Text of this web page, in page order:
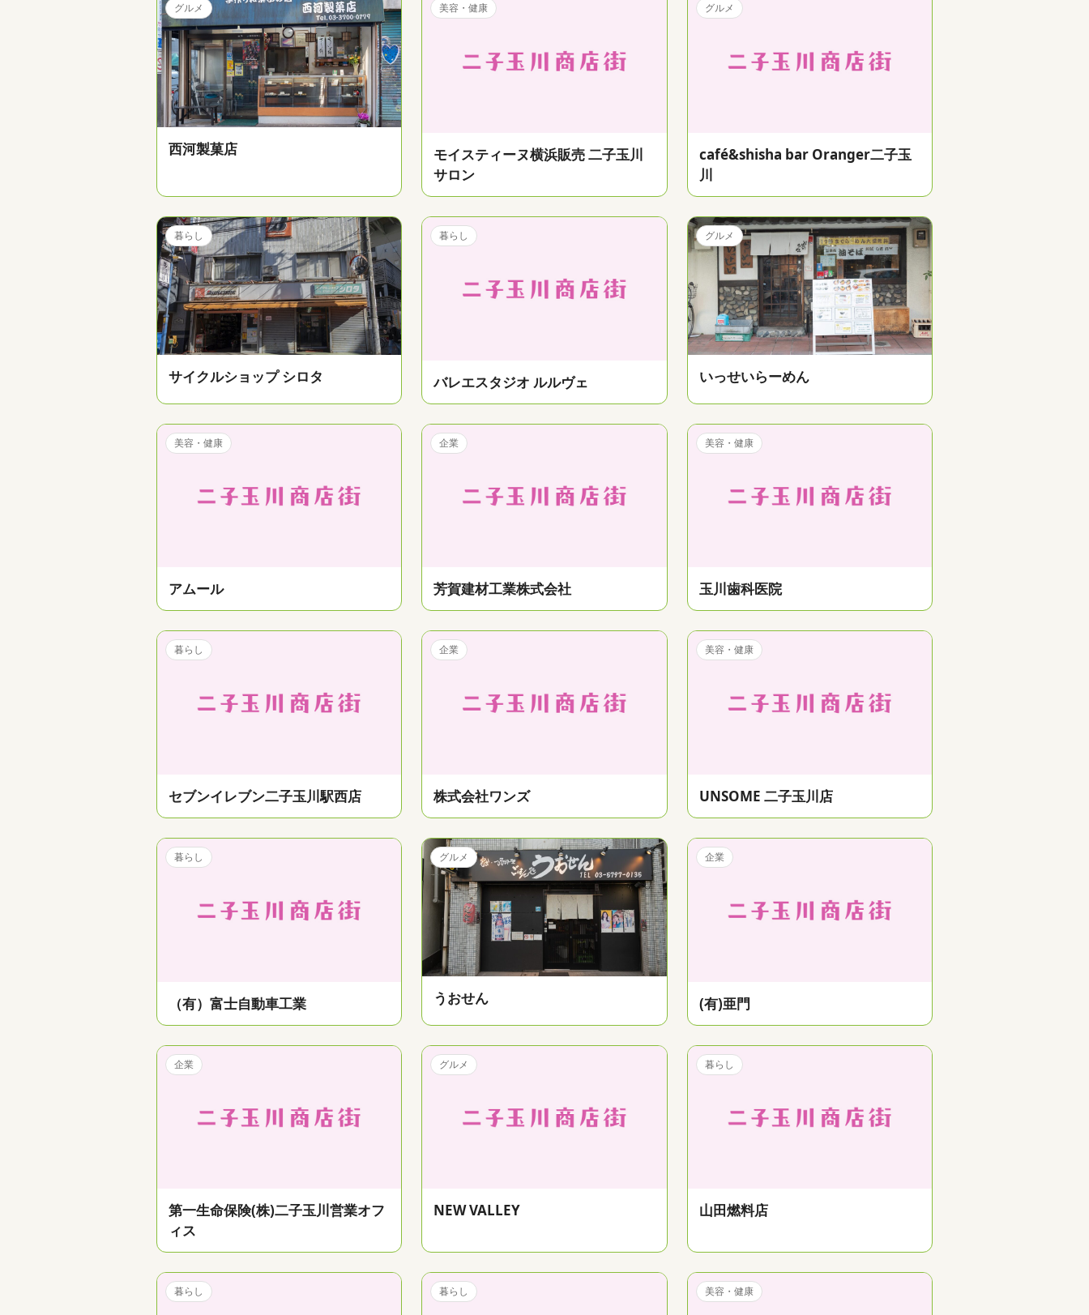
グルメ
西河製菓店
美容・健康
モイスティーヌ横浜販売 二子玉川
サロン
グルメ
café&shisha bar Oranger二子玉
川
暮らし
サイクルショップ シロタ
暮らし
バレエスタジオ ルルヴェ
グルメ
いっせいらーめん
美容・健康
アムール
企業
芳賀建材工業株式会社
美容・健康
玉川歯科医院
暮らし
セブンイレブン二子玉川駅西店
企業
株式会社ワンズ
美容・健康
UNSOME 二子玉川店
暮らし
（有）富士自動車工業
グルメ
うおせん
企業
(有)亜門
企業
第一生命保険(株)二子玉川営業オフ
ィス
グルメ
NEW VALLEY
暮らし
山田燃料店
暮らし 暮らし 美容・健康